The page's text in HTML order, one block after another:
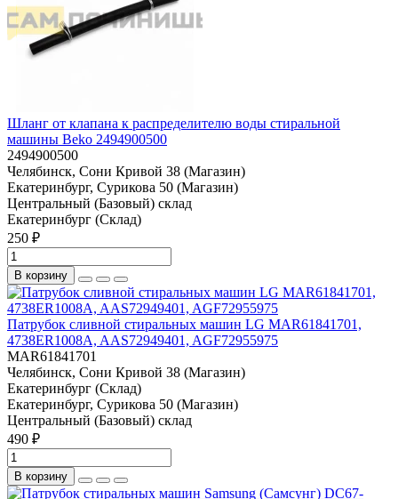
Шланг от клапана к распределителю воды стиральной
машины Beko 2494900500
2494900500
Челябинск, Сони Кривой 38 (Магазин)
Екатеринбург, Сурикова 50 (Магазин)
Центральный (Базовый) склад
Екатеринбург (Склад)
250 ₽
В корзину
Патрубок сливной стиральных машин LG MAR61841701,
4738ER1008A, AAS72949401, AGF72955975
MAR61841701
Челябинск, Сони Кривой 38 (Магазин)
Екатеринбург (Склад)
Екатеринбург, Сурикова 50 (Магазин)
Центральный (Базовый) склад
490 ₽
В корзину